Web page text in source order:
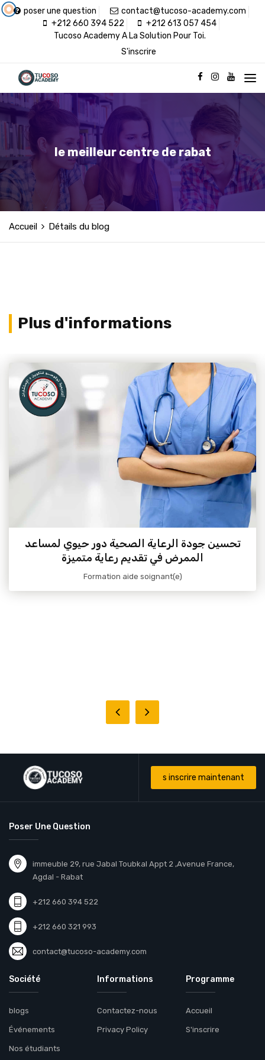
poser une question
contact@tucoso-academy.com
+212 660 394 522
+212 613 057 454
Tucoso Academy A La Solution Pour Toi.
S'inscrire
le meilleur centre de rabat
Accueil Détails du blog
Plus d'informations
توجيهات مهمة لمن يرغبون في العمل كمساعد
ممرض
Formation aide soignant(e)
s inscrire maintenant
Poser Une Question
immeuble 29, rue Jabal Toubkal Appt 2 ,Avenue France,
Agdal - Rabat
+212 660 394 522
+212 660 321 993
contact@tucoso-academy.com
Société
blogs
Événements
Nos étudiants
Informations
Contactez-nous
Privacy Policy
Programme
Accueil
S'inscrire